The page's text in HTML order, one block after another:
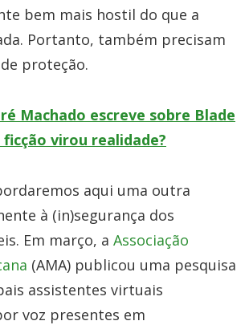
bem mais hostil do que a
Portanto, também precisam
proteção.
Machado escreve sobre Blade
ficção virou realidade?
aqui uma outra
à (in)segurança dos
Em março, a Associação
(AMA) publicou uma pesquisa
assistentes virtuais
voz presentes em